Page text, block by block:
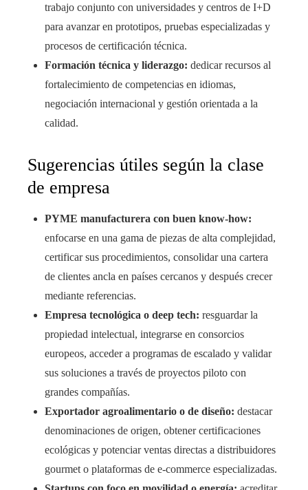
trabajo conjunto con universidades y centros de I+D
para avanzar en prototipos, pruebas especializadas y
procesos de certificación técnica.
Formación técnica y liderazgo: dedicar recursos al
fortalecimiento de competencias en idiomas,
negociación internacional y gestión orientada a la
calidad.
Sugerencias útiles según la clase
de empresa
PYME manufacturera con buen know‑how:
enfocarse en una gama de piezas de alta complejidad,
certificar sus procedimientos, consolidar una cartera
de clientes ancla en países cercanos y después crecer
mediante referencias.
Empresa tecnológica o deep tech: resguardar la
propiedad intelectual, integrarse en consorcios
europeos, acceder a programas de escalado y validar
sus soluciones a través de proyectos piloto con
grandes compañías.
Exportador agroalimentario o de diseño: destacar
denominaciones de origen, obtener certificaciones
ecológicas y potenciar ventas directas a distribuidores
gourmet o plataformas de e‑commerce especializadas.